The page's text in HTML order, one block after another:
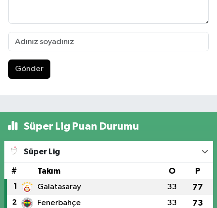
Gönder
Süper Lig Puan Durumu
Süper Lig
# Takım O P
1 Galatasaray 33 77
2 Fenerbahçe 33 73